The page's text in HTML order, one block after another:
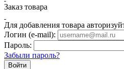
Заказ товара
Для добавления товара
Логин (e-mail):
Пароль:
Забыли пароль?